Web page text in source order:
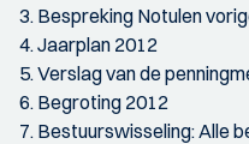
3. Bespreking Notulen
4. Jaarplan 2012
5. Verslag van de
6. Begroting 2012
7. Bestuurswisseling: Alle